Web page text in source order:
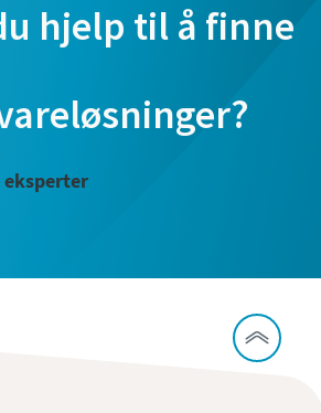
hjelp til å finne
eksperter